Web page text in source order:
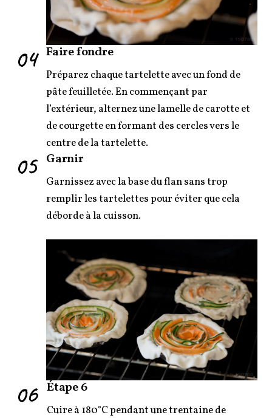
04 Faire fondre
Préparez chaque tartelette avec un fond de
pâte feuilletée. En commençant par
l’extérieur, alternez une lamelle de carotte et
de courgette en formant des cercles vers le
centre de la tartelette.
05 Garnir
Garnissez avec la base du flan sans trop
remplir les tartelettes pour éviter que cela
déborde à la cuisson.
06 Étape 6
Cuire à 180°C pendant une trentaine de